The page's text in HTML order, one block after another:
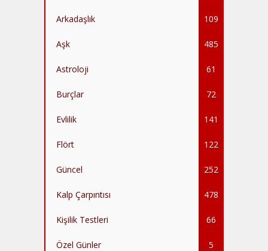
Arkadaşlık 109
Aşk 485
Astroloji 61
Burçlar 72
Evlilik 141
Flört 122
Güncel 252
Kalp Çarpıntısı 478
Kişilik Testleri 66
Özel Günler 5